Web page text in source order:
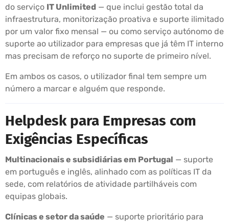
do serviço IT Unlimited — que inclui gestão total da
infraestrutura, monitorização proativa e suporte ilimitado
por um valor fixo mensal — ou como serviço autónomo de
suporte ao utilizador para empresas que já têm IT interno
mas precisam de reforço no suporte de primeiro nível.
Em ambos os casos, o utilizador final tem sempre um
número a marcar e alguém que responde.
Helpdesk para Empresas com
Exigências Específicas
Multinacionais e subsidiárias em Portugal — suporte
em português e inglês, alinhado com as políticas IT da
sede, com relatórios de atividade partilháveis com
equipas globais.
Clínicas e setor da saúde — suporte prioritário para